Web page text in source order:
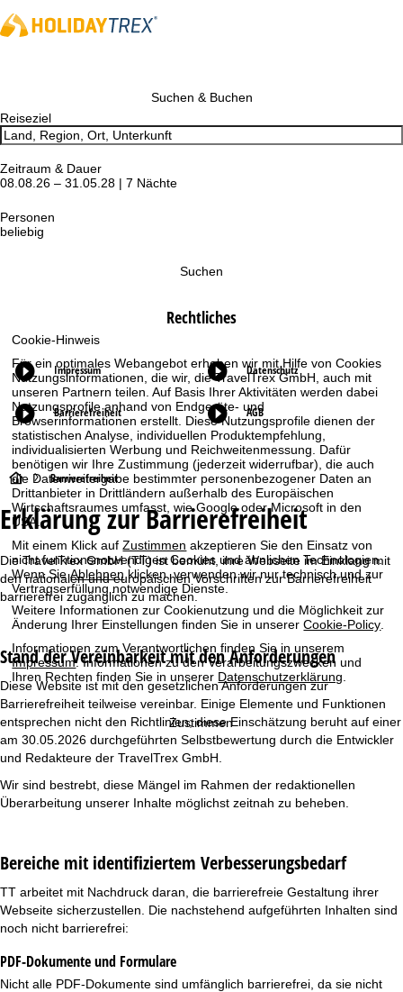
Cookie-Hinweis
Für ein optimales Webangebot erheben wir mit Hilfe von Cookies
Nutzungsinformationen, die wir, die TravelTrex GmbH, auch mit
unseren Partnern teilen. Auf Basis Ihrer Aktivitäten werden dabei
Nutzungsprofile anhand von Endgeräte- und
Browserinformationen erstellt. Diese Nutzungsprofile dienen der
statistischen Analyse, individuellen Produktempfehlung,
individualisierten Werbung und Reichweitenmessung. Dafür
benötigen wir Ihre Zustimmung (jederzeit widerrufbar), die auch
die Datenweitergabe bestimmter personenbezogener Daten an
Drittanbieter in Drittländern außerhalb des Europäischen
Wirtschaftsraumes umfasst, wie Google oder Microsoft in den
USA.
Mit einem Klick aufZustimmen akzeptieren Sie den Einsatz von
nicht funktionsnotwendigen Cookies und ähnlichen Technologien.
Wenn SieAblehnenklicken, verwenden wir nur technisch und zur
Vertragserfüllung notwendige Dienste.
Weitere Informationen zur Cookienutzung und die Möglichkeit zur
Änderung Ihrer Einstellungen finden Sie in unsererCookie-Policy.
Informationen zum Verantwortlichen finden Sie in unserem
Impressum. Informationen zu den Verarbeitungszwecken und
Ihren Rechten finden Sie in unserer Datenschutzerklärung.
Zustimmen
Suchen & Buchen
Reiseziel
Zeitraum & Dauer
08.08.26 – 31.05.28 | 7 Nächte
Personen
beliebig
Suchen
Rechtliches
Impressum Datenschutz
Barrierefreiheit AGB
S
t
a
r
t
s
e
i
e
Barrierefreiheit
Erklärung zur Barrierefreiheit
Die TravelTrex GmbH (TT) ist bemüht, ihre Webseite im Einklang mit
den nationalen und europäischen Vorschriften zur Barrierefreiheit
barrierefrei zugänglich zu machen.
Stand der Vereinbarkeit mit den Anforderungen
Diese Website ist mit den gesetzlichen Anforderungen zur
Barrierefreiheit teilweise vereinbar. Einige Elemente und Funktionen
entsprechen nicht den Richtlinien; diese Einschätzung beruht auf einer
am 30.05.2026 durchgeführten Selbstbewertung durch die Entwickler
und Redakteure der TravelTrex GmbH.
Wir sind bestrebt, diese Mängel im Rahmen der redaktionellen
Überarbeitung unserer Inhalte möglichst zeitnah zu beheben.
Bereiche mit identifiziertem Verbesserungsbedarf
TT arbeitet mit Nachdruck daran, die barrierefreie Gestaltung ihrer
Webseite sicherzustellen. Die nachstehend aufgeführten Inhalten sind
noch nicht barrierefrei:
PDF-Dokumente und Formulare
Nicht alle PDF-Dokumente sind umfänglich barrierefrei, da sie nicht